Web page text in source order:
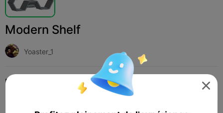
Modern Shelf
Yoaster_1
Print Settings Add Articles ménagers Décorations et ornements pour la maison 
